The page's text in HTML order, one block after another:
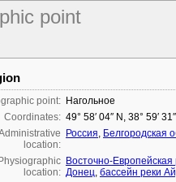
point
point: Нагольное
Coordinates: 49° 58′ 04″ N, 38° 59′
location:
Россия, Белгородская
Physiographic
location:
Восточно-Европейская
Донец, бассейн реки